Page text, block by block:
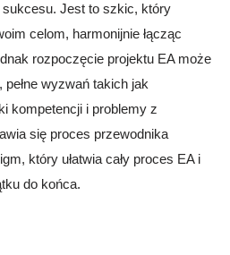
Jest to szkic, który
celom, harmonijnie łącząc
rozpoczęcie projektu EA może
wyzwań takich jak
kompetencji i problemy z
się proces przewodnika
który ułatwia cały proces EA i
do końca.